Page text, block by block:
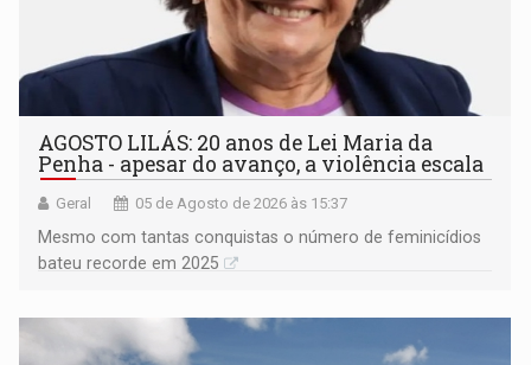
AGOSTO LILÁS: 20 anos de Lei Maria da
Penha - apesar do avanço, a violência escala
Geral 05 de Agosto de 2026 às 15:37
Mesmo com tantas conquistas o número de feminicídios
bateu recorde em 2025